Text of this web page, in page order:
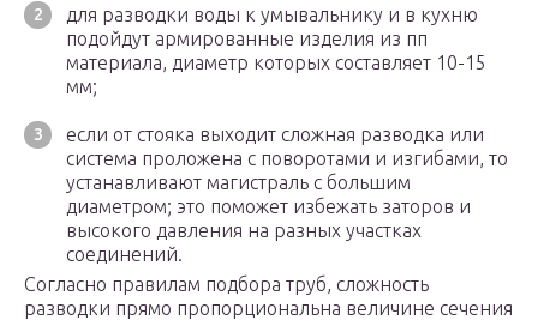
для разводки воды к умывальнику и в кухню
подойдут армированные изделия из пп
материала, диаметр которых составляет 10-15
мм;
если от стояка выходит сложная разводка или
система проложена с поворотами и изгибами, то
устанавливают магистраль с большим
диаметром; это поможет избежать заторов и
высокого давления на разных участках
соединений.
Согласно правилам подбора труб, сложность
разводки прямо пропорциональна величине сечения